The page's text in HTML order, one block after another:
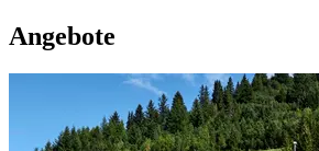
Angebote